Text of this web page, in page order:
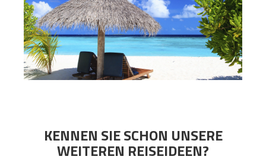
KENNEN SIE SCHON UNSERE
WEITEREN REISEIDEEN?